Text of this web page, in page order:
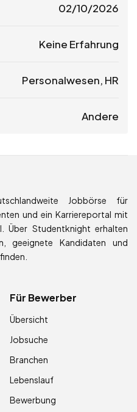
02/10/2026
Keine Erfahrung
Personalwesen, HR
Andere
Jobbörse für
und ein Karriereportal mit
Über Studentknight erhalten
geeignete Kandidaten und
Für Bewerber
Übersicht
Jobsuche
Branchen
Lebenslauf
Bewerbung